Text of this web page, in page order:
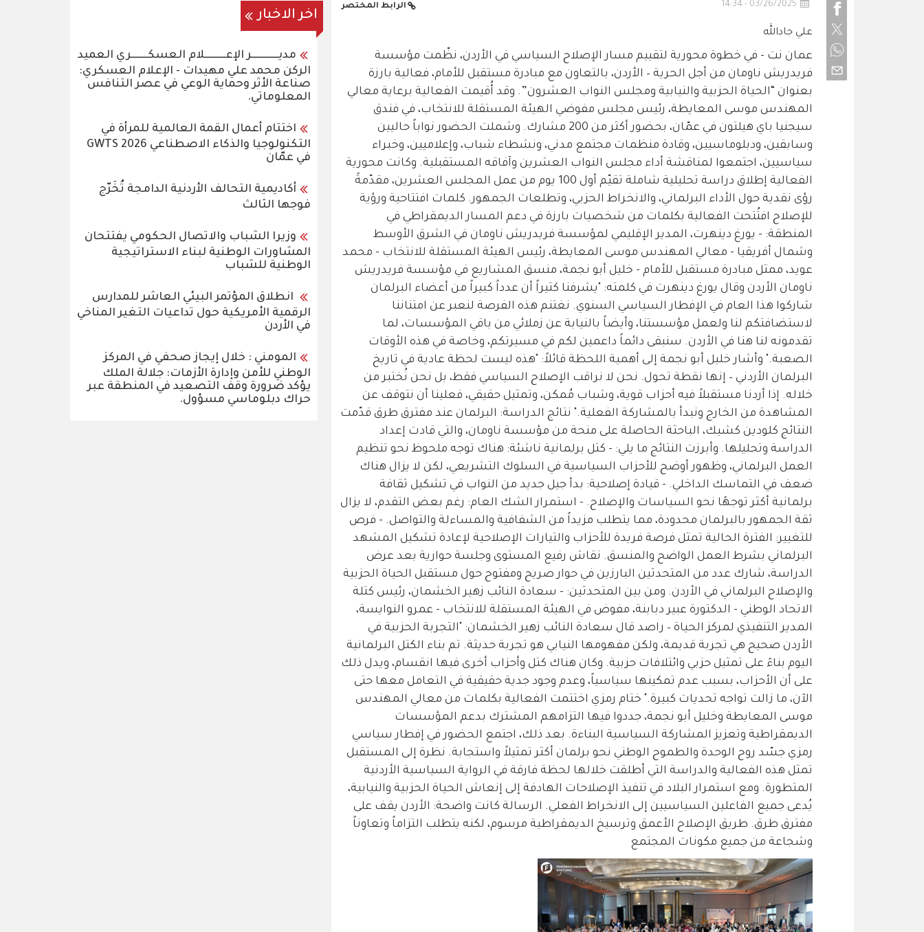
03/26/2025 - 14:34 الرابط المختصر
علي جادالله
عمان نت - في خطوة محورية لتقييم مسار الإصلاح السياسي في الأردن، نظّمت مؤسسة
فريدريش ناومان من أجل الحرية – الأردن، بالتعاون مع مبادرة مستقبل للأمام، فعالية بارزة
بعنوان “الحياة الحزبية والنيابية ومجلس النواب العشرون”. وقد أُقيمت الفعالية برعاية معالي
المهندس موسى المعايطة، رئيس مجلس مفوضي الهيئة المستقلة للانتخاب، في فندق
سيجنيا باي هيلتون في عمّان، بحضور أكثر من 200 مشارك. وشملت الحضور نواباً حاليين
وسابقين، ودبلوماسيين، وقادة منظمات مجتمع مدني، ونشطاء شباب، وإعلاميين، وخبراء
سياسيين، اجتمعوا لمناقشة أداء مجلس النواب العشرين وآفاقه المستقبلية. وكانت محورية
الفعالية إطلاق دراسة تحليلية شاملة تقيّم أول 100 يوم من عمل المجلس العشرين، مقدّمةً
رؤى نقدية حول الأداء البرلماني، والانخراط الحزبي، وتطلعات الجمهور. كلمات افتتاحية ورؤية
للإصلاح افتُتحت الفعالية بكلمات من شخصيات بارزة في دعم المسار الديمقراطي في
المنطقة: - يورغ دينهرت، المدير الإقليمي لمؤسسة فريدريش ناومان في الشرق الأوسط
وشمال أفريقيا - معالي المهندس موسى المعايطة، رئيس الهيئة المستقلة للانتخاب - محمد
عويد، ممثل مبادرة مستقبل للأمام - خليل أبو نجمة، منسق المشاريع في مؤسسة فريدريش
ناومان الأردن وقال يورغ دينهرت في كلمته: "يشرفنا كثيراً أن عدداً كبيراً من أعضاء البرلمان
شاركوا هذا العام في الإفطار السياسي السنوي. نغتنم هذه الفرصة لنعبر عن امتناننا
لاستضافتكم لنا ولعمل مؤسستنا، وأيضاً بالنيابة عن زملائي من باقي المؤسسات، لما
تقدمونه لنا هنا في الأردن. سنبقى دائماً داعمين لكم في مسيرتكم، وخاصة في هذه الأوقات
الصعبة." وأشار خليل أبو نجمة إلى أهمية اللحظة قائلاً: "هذه ليست لحظة عادية في تاريخ
البرلمان الأردني – إنها نقطة تحول. نحن لا نراقب الإصلاح السياسي فقط، بل نحن نُختبر من
خلاله. إذا أردنا مستقبلاً فيه أحزاب قوية، وشباب مُمكن، وتمثيل حقيقي، فعلينا أن نتوقف عن
المشاهدة من الخارج ونبدأ بالمشاركة الفعلية." نتائج الدراسة: البرلمان عند مفترق طرق قدّمت
النتائج كلودين كشيك، الباحثة الحاصلة على منحة من مؤسسة ناومان، والتي قادت إعداد
الدراسة وتحليلها. وأبرزت النتائج ما يلي: - كتل برلمانية ناشئة: هناك توجه ملحوظ نحو تنظيم
العمل البرلماني، وظهور أوضح للأحزاب السياسية في السلوك التشريعي، لكن لا يزال هناك
ضعف في التماسك الداخلي. - قيادة إصلاحية: بدأ جيل جديد من النواب في تشكيل ثقافة
برلمانية أكثر توجهًا نحو السياسات والإصلاح. - استمرار الشك العام: رغم بعض التقدم، لا يزال
ثقة الجمهور بالبرلمان محدودة، مما يتطلب مزيداً من الشفافية والمساءلة والتواصل. - فرص
للتغيير: الفترة الحالية تمثل فرصة فريدة للأحزاب والتيارات الإصلاحية لإعادة تشكيل المشهد
البرلماني بشرط العمل الواضح والمنسق. نقاش رفيع المستوى وجلسة حوارية بعد عرض
الدراسة، شارك عدد من المتحدثين البارزين في حوار صريح ومفتوح حول مستقبل الحياة الحزبية
والإصلاح البرلماني في الأردن. ومن بين المتحدثين: - سعادة النائب زهير الخشمان، رئيس كتلة
الاتحاد الوطني - الدكتورة عبير دبابنة، مفوض في الهيئة المستقلة للانتخاب - عمرو النوايسة،
المدير التنفيذي لمركز الحياة – راصد قال سعادة النائب زهير الخشمان: "التجربة الحزبية في
الأردن صحيح هي تجربة قديمة، ولكن مفهومها النيابي هو تجربة حديثة. تم بناء الكتل البرلمانية
اليوم بناءً على تمثيل حزبي وائتلافات حزبية. وكان هناك كتل وأحزاب أخرى فيها انقسام، ويدل ذلك
على أن الأحزاب، بسبب عدم تمكينها سياسياً، وعدم وجود جدية حقيقية في التعامل معها حتى
الآن، ما زالت تواجه تحديات كبيرة." ختام رمزي اختتمت الفعالية بكلمات من معالي المهندس
موسى المعايطة وخليل أبو نجمة، جددوا فيها التزامهم المشترك بدعم المؤسسات
الديمقراطية وتعزيز المشاركة السياسية البناءة. بعد ذلك، اجتمع الحضور في إفطار سياسي
رمزي جسّد روح الوحدة والطموح الوطني نحو برلمان أكثر تمثيلاً واستجابة. نظرة إلى المستقبل
تمثل هذه الفعالية والدراسة التي أطلقت خلالها لحظة فارقة في الرواية السياسية الأردنية
المتطورة. ومع استمرار البلاد في تنفيذ الإصلاحات الهادفة إلى إنعاش الحياة الحزبية والنيابية،
يُدعى جميع الفاعلين السياسيين إلى الانخراط الفعلي. الرسالة كانت واضحة: الأردن يقف على
مفترق طرق. طريق الإصلاح الأعمق وترسيخ الديمقراطية مرسوم، لكنه يتطلب التزاماً وتعاوناً
وشجاعة من جميع مكونات المجتمع
اخر الاخبار
مديـــــــــــــر الإعــــــــــلام العسكــــــــري العميد
الركن محمد علي مهيدات - الإعلام العسكري:
صناعة الأثر وحماية الوعي في عصر التنافس
المعلوماتي.
اختتام أعمال القمة العالمية للمرأة في
التكنولوجيا والذكاء الاصطناعي GWTS 2026
في عمّان
أكاديمية التحالف الأردنية الدامجة تُخَرّج
فوجها الثالث
وزيرا الشباب والاتصال الحكومي يفتتحان
المشاورات الوطنية لبناء الاستراتيجية
الوطنية للشباب
انطلاق المؤتمر البيئي العاشر للمدارس
الرقمية الأمريكية حول تداعيات التغير المناخي
في الأردن
المومني : خلال إيجاز صحفي في المركز
الوطني للأمن وإدارة الأزمات: جلالة الملك
يؤكد ضرورة وقف التصعيد في المنطقة عبر
حراك دبلوماسي مسؤول.